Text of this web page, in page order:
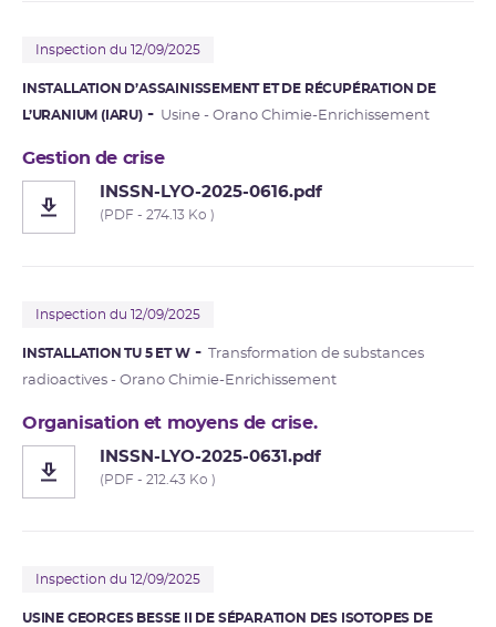
Inspection du 12/09/2025
INSTALLATION D’ASSAINISSEMENT ET DE RÉCUPÉRATION DE
L’URANIUM (IARU)
Usine - Orano Chimie-Enrichissement
Gestion de crise
INSSN-LYO-2025-0616.pdf
(PDF - 274.13 Ko )
Inspection du 12/09/2025
INSTALLATION TU 5 ET W
Transformation de substances
radioactives - Orano Chimie-Enrichissement
Organisation et moyens de crise.
INSSN-LYO-2025-0631.pdf
(PDF - 212.43 Ko )
Inspection du 12/09/2025
USINE GEORGES BESSE II DE SÉPARATION DES ISOTOPES DE